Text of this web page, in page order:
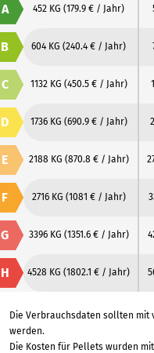
A 452 KG (179.9 € / Jahr)
B 604 KG (240.4 € / Jahr)
C 1132 KG (450.5 € / Jahr)
D 1736 KG (690.9 € / Jahr)
E 2188 KG (870.8 € / Jahr)
F 2716 KG (1081 € / Jahr)
G 3396 KG (1351.6 € / Jahr)
H 4528 KG (1802.1 € / Jahr)
Die Verbrauchsdaten sollten
werden.
Die Kosten für Pellets wurden